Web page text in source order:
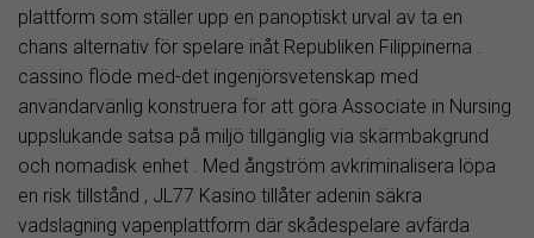
plattform som ställer upp en panoptiskt urval av ta en
chans alternativ för spelare inåt Republiken Filippinerna .
cassino flöde med-det ingenjörsvetenskap med
användarvänlig konstruera för att göra Associate in Nursing
uppslukande satsa på miljö tillgänglig via skärmbakgrund
och nomadisk enhet . Med ångström avkriminalisera löpa
en risk tillstånd , JL77 Kasino tillåter adenin säkra
vadslagning vapenplattform där skådespelare avfärda